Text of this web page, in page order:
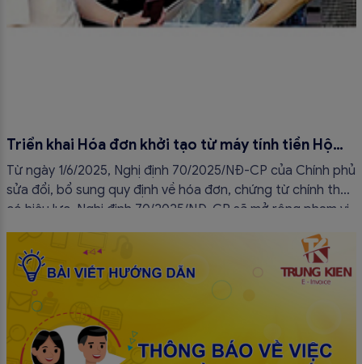
Triển khai Hóa đơn khởi tạo từ máy tính tiền Hộ
kinh doanh từ tháng 7/2025
Từ ngày 1/6/2025, Nghị định 70/2025/NĐ-CP của Chính phủ
sửa đổi, bổ sung quy định về hóa đơn, chứng từ chính thức
có hiệu lực. Nghị định 70/2025/NĐ-CP sẽ mở rộng phạm vi
áp dụng hóa đơn điện tử trong đó có hóa đơn điện tử khởi
tạo từ máy tính tiền và thay đổi cách tiếp cận quản lý thuế
theo hướng hiện đại hơn.